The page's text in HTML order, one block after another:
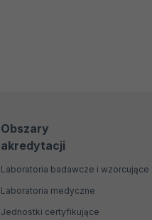
Obszary
akredytacji
Laboratoria badawcze i wzorcujące
Laboratoria medyczne
Jednostki certyfikujące